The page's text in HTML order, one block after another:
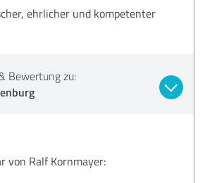
ehrlicher und kompetenter
Bewertung zu:
von Ralf Kornmayer: